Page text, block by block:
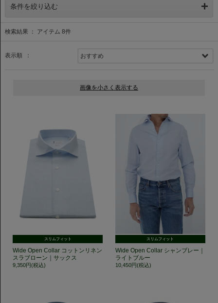
条件を絞り込む
検索結果 ： アイテム 8件
表示順 ：
スリムフィット
Wide Open Collar コットンリネン
スラブローン｜サックス
9,350円(税込)
スリムフィット
Wide Open Collar シャンブレー｜
ライトブルー
10,450円(税込)